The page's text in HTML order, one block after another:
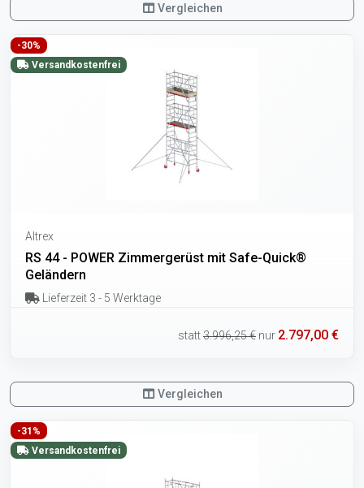
Vergleichen
-30%
Versandkostenfrei
Altrex
RS 44 - POWER Zimmergerüst mit Safe-Quick®
Geländern
Lieferzeit 3 - 5 Werktage
statt3.996,25 € nur 2.797,00 €
Vergleichen
-31%
Versandkostenfrei